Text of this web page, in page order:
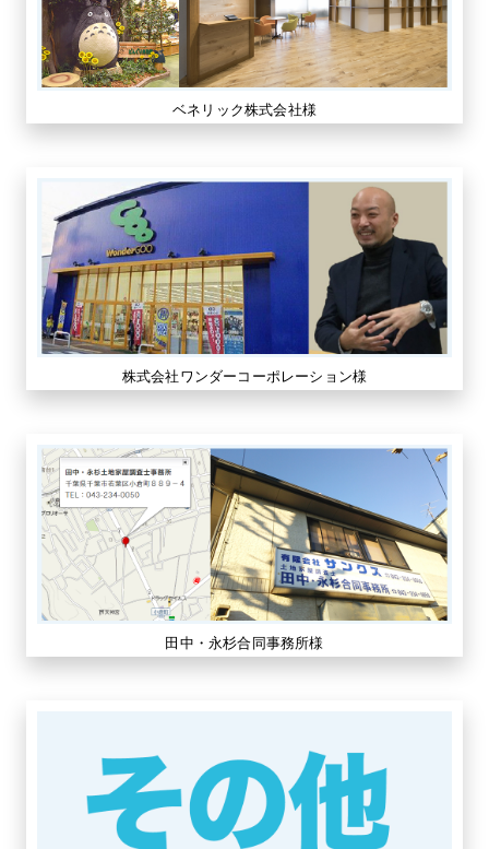
ベネリック株式会社様
株式会社ワンダーコーポレーション様
田中・永杉合同事務所様